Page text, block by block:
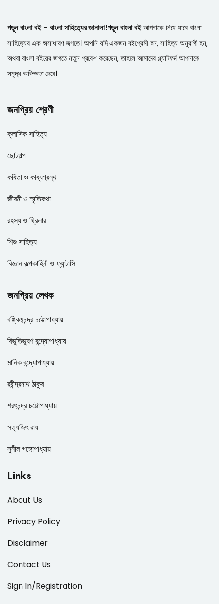
পড়ুন বাংলা বই – বাংলা সাহিত্যের জানালা!পড়ুন বাংলা বইআপনাকে নিয়ে যাবে বাংলা
সাহিত্যের এক অসাধারণ জগতে। আপনি যদি একজন বইপ্রেমী হন, সাহিত্য অনুরাগী হন,
অথবা বাংলা বইয়ের জগতে নতুন প্রবেশ করেছেন, তাহলে আমাদের প্ল্যাটফর্ম আপনাকে
সমৃদ্ধ অভিজ্ঞতা দেবে।
জনপ্রিয় শ্রেণী
ক্লাসিক সাহিত্য
ছোটগল্প
কবিতা ও কাব্যগ্রন্থ
জীবনী ও স্মৃতিকথা
রহস্য ও থ্রিলার
শিশু সাহিত্য
বিজ্ঞান কল্পকাহিনী ও ফ্যান্টাসি
জনপ্রিয় লেখক
বঙ্কিমচন্দ্র চট্টোপাধ্যায়
বিভূতিভূষণ বন্দ্যোপাধ্যায়
মানিক বন্দ্যোপাধ্যায়
রবীন্দ্রনাথ ঠাকুর
শরৎচন্দ্র চট্টোপাধ্যায়
সত্যজিৎ রায়
সুনীল গঙ্গোপাধ্যায়
Links
About Us
Privacy Policy
Disclaimer
Contact Us
Sign In/Registration